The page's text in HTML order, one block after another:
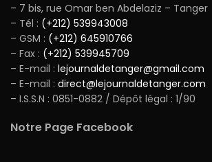
– 7 bis, rue Omar ben Abdelaziz – Tanger
– Tél : (+212) 539943008
– GSM : (+212) 645910766
– Fax : (+212) 539945709
– E-mail : lejournaldetanger@gmail.com
– E-mail : direct@lejournaldetanger.com
– I.S.S.N : 0851-0882 / Dépôt légal : 1/90
Notre Page Facebook